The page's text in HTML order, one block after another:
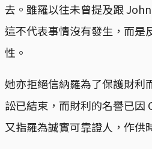
去。雖羅以往未曾提及跟
這不代表事情沒有發生，而是
性。
她亦拒絕信納羅為了保護財利
訟已結束，而財利的名譽已因
又指羅為誠實可靠證人，作供